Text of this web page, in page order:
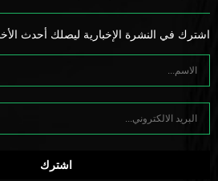
اشترك في النشرة الإخبارية ليصلك أحدث